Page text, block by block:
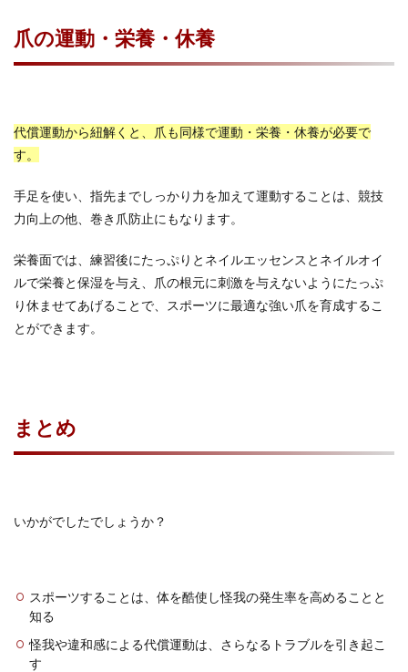
爪の運動・栄養・休養
代償運動から紐解くと、爪も同様で運動・栄養・休養が必要で
す。
手足を使い、指先までしっかり力を加えて運動することは、競技
力向上の他、巻き爪防止にもなります。
栄養面では、練習後にたっぷりとネイルエッセンスとネイルオイ
ルで栄養と保湿を与え、爪の根元に刺激を与えないようにたっぷ
り休ませてあげることで、スポーツに最適な強い爪を育成するこ
とができます。
まとめ
いかがでしたでしょうか？
スポーツすることは、体を酷使し怪我の発生率を高めることと
知る
怪我や違和感による代償運動は、さらなるトラブルを引き起こ
す